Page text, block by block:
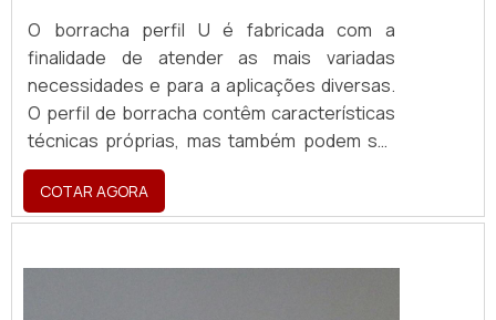
O borracha perfil U é fabricada com a
finalidade de atender as mais variadas
necessidades e para a aplicações diversas.
O perfil de borracha contêm características
técnicas próprias, mas também podem ser
desenvolvidos de forma personalizada,
variando assim na espessura, largura e
atributos técnicos de acordo com a matéria
COTAR AGORA